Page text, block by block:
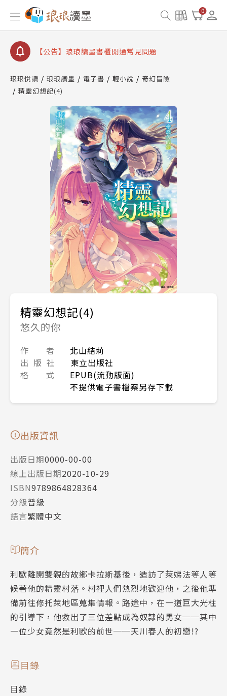
0
【公告】因 Readmoo 讀墨系統維護中，本站同步暫
停部分閱讀服務
【公告】琅琅讀墨數位閱讀資產合併與書櫃開通申請
【公告】琅琅讀墨書櫃開通常見問題
請圖文教學
【公告】琅琅書店服務升級重要說明及資產合併結果
查詢
【公告】因 Readmoo 讀墨系統維護中，本站同步暫
停部分閱讀服務
琅琅悅讀 琅琅讀墨 電子書 輕小說
奇幻冒險
精靈幻想記(4)
精靈幻想記(4)
悠久的你
作 者
北山結莉
出 版 社
東立出版社
格 式
EPUB(流動版面)
不提供電子書檔案另存下載
出版資訊
出版日期0000-00-00
線上出版日期2020-10-29
ISBN9789864828364
分級普級
語言繁體中文
簡介
利歐離開雙親的故鄉卡拉斯基後，造訪了萊娣法等人等
候著他的精靈村落。村裡人們熱烈地歡迎他，之後他準
備前往修托萊地區蒐集情報。路途中，在一道巨大光柱
的引導下，他救出了三位差點成為奴隸的男女──其中
一位少女竟然是利歐的前世──天川春人的初戀!?
目錄
目錄